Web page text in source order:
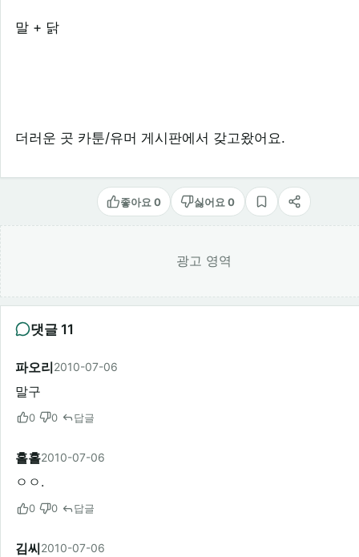
말 + 닭
더러운 곳 카툰/유머 게시판에서 갖고왔어요.
좋아요 0 싫어요 0
스크랩공유
광고 영역
댓글 11
파오리2010-07-06
말구
0 0 답글
홀홀2010-07-06
ㅇㅇ.
0 0 답글
김씨2010-07-06